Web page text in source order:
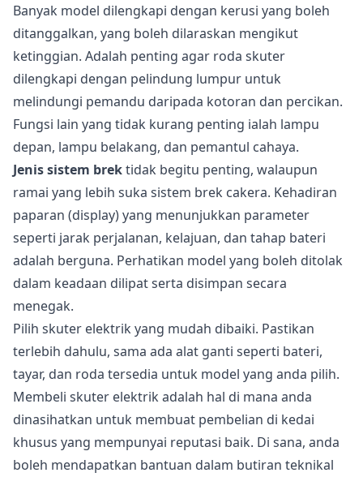
Banyak model dilengkapi dengan kerusi yang boleh
ditanggalkan, yang boleh dilaraskan mengikut
ketinggian. Adalah penting agar roda skuter
dilengkapi dengan pelindung lumpur untuk
melindungi pemandu daripada kotoran dan percikan.
Fungsi lain yang tidak kurang penting ialah lampu
depan, lampu belakang, dan pemantul cahaya.
Jenis sistem brektidak begitu penting, walaupun
ramai yang lebih suka sistem brek cakera. Kehadiran
paparan (display) yang menunjukkan parameter
seperti jarak perjalanan, kelajuan, dan tahap bateri
adalah berguna. Perhatikan model yang boleh ditolak
dalam keadaan dilipat serta disimpan secara
menegak.
Pilih skuter elektrik yang mudah dibaiki. Pastikan
terlebih dahulu, sama ada alat ganti seperti bateri,
tayar, dan roda tersedia untuk model yang anda pilih.
Membeli skuter elektrik adalah hal di mana anda
dinasihatkan untuk membuat pembelian di kedai
khusus yang mempunyai reputasi baik. Di sana, anda
boleh mendapatkan bantuan dalam butiran teknikal